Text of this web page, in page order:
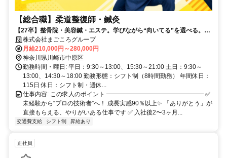
【総合職】柔道整復師・鍼灸
【27卒】整骨院・美容鍼・エステ。学びながら“向いてる”を選べる。ま
ずは“学び”の2〜3ヶ月研修あり✨
株式会社まごころグループ
月給210,000円～280,000円
神奈川県川崎市中原区
勤務時間・曜日: 平日：9:30～13:00、15:30～21:00 土日：9:30～
13:00、14:30～18:00 勤務形態：シフト制（8時間勤務） 年間休日：
115日 休日：シフト制・週休...
仕事内容: この求人のポイント ━━━━━━━━━━━━━━━━ ✅
未経験から“プロの技術者”へ！ 成長実感90％以上✨ 「ありがとう」が
直接もらえる、やりがいある仕事です ✅ 入社後2〜3ヶ月...
交通費支給 シフト制 昇給あり
正社員